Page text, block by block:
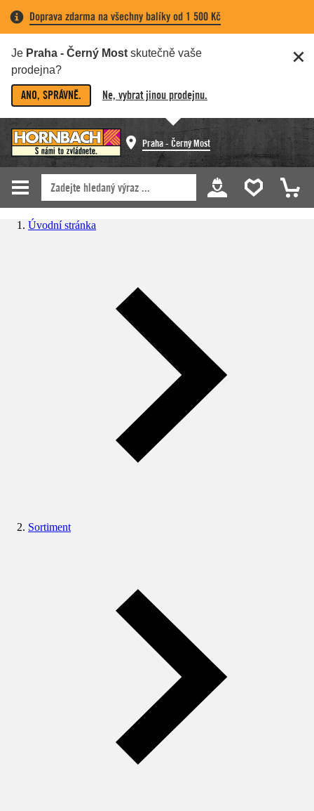
Doprava zdarma na všechny balíky od 1 500 Kč
Je Praha - Černý Most skutečně vaše
prodejna?
ANO, SPRÁVNĚ. Ne, vybrat jinou prodejnu.
Praha - Černý Most
Úvodní stránka
Sortiment